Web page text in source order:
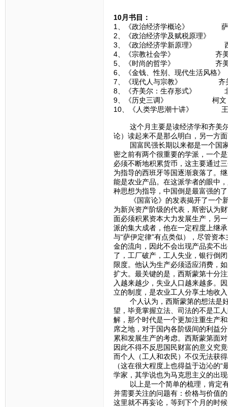
10月书目：
1、《政治经济学概论》 萨
2、《政治经济学及赋税原理》
3、《政治经济学新原理》
4、《宗教社会学》 齐美
5、《时尚的哲学》 齐美
6、《金钱、性别、现代生活风格
7、《现代人与宗教》 齐
8、《齐美尔：生存形式》
9、《历史三调》 柯文
10、《人类学思潮十讲》 王
这个月主要是读经济学和齐美尔
论）读起来不是那么明白，另一方
国富民强长期以来都是一个国家
密之前有两个很重要的学派，一个
必须不断地积累货币，这主要通过
为指导的西班牙等国逐渐衰落了。
能是农业产品。在这派学者的眼中
种思想为指导，中国倒是最富强的
《国富论》的发表揭开了一个新
为新兴资产阶级的代表，斯密认为
面必须积累资本大力发展生产，另
派的集大成者，他在一定程度上继
与“萨伊定律”有点类似），尽管资
金的流向，因此不会出现产品卖不
了，工厂破产，工人失业，银行倒
限度。他认为生产必须适应消费，
扩大。最关键的是，西斯蒙第十分
入越来越少，失业人口越来越多。
立的制度，是农业工人分享土地收
个人认为，西斯蒙第的想法是好
望，毕竟掌握立法、司法的不是工
解，那个时代是一个更加注重生产
席之地，对于国内各阶级间的利益
累和发展生产的考虑。西斯蒙第面
因此不得不反思国民财富的意义究
而个人（工人和农民）不仅无法获
（这在很大程度上也得益于边沁的
学家，其学说也为马克思主义的出
以上是一个简单的梳理，肯定有
并需要关注的问题有：价格与价值
这里就不再妄论，等到下个月的时